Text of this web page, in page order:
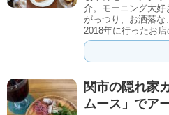
介。モーニング大好
がっつり、お洒落
2018年に行ったお店
関市の隠れ家
ムース」でア